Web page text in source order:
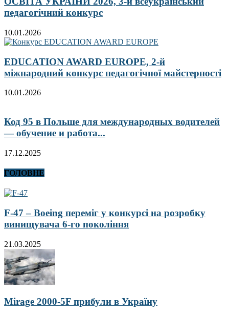
педагогічний конкурс
10.01.2026
EDUCATION AWARD EUROPE, 2-й
міжнародний конкурс педагогічної майстерності
10.01.2026
Код 95 в Польше для международных водителей
— обучение и работа...
17.12.2025
ГОЛОВНЕ
F-47 – Boeing переміг у конкурсі на розробку
винищувача 6-го покоління
21.03.2025
Mirage 2000-5F прибули в Україну